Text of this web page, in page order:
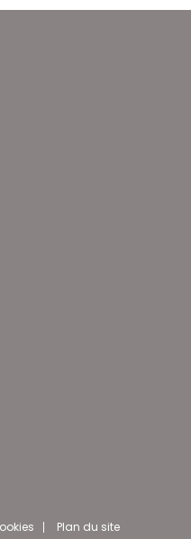
Plan du site